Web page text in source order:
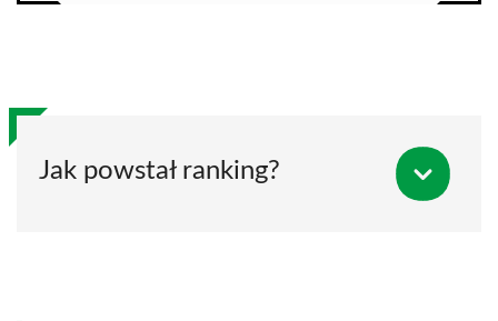
Jak powstał ranking?